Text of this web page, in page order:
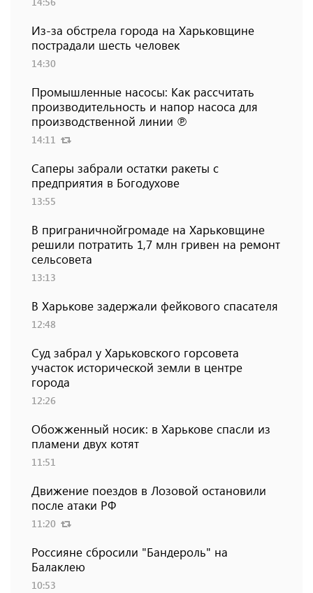
Из-за обстрела города на Харьковщине
пострадали шесть человек
14:30
Промышленные насосы: Как рассчитать
производительность и напор насоса для
производственной линии ℗
14:11
Саперы забрали остатки ракеты с
предприятия в Богодухове
13:55
В приграничнойгромаде на Харьковщине
решили потратить 1,7 млн ​​гривен на ремонт
сельсовета
13:13
В Харькове задержали фейкового спасателя
12:48
Суд забрал у Харьковского горсовета
участок исторической земли в центре
города
12:26
Обожженный носик: в Харькове спасли из
пламени двух котят
11:51
Движение поездов в Лозовой остановили
после атаки РФ
11:20
Россияне сбросили "Бандероль" на
Балаклею
10:53